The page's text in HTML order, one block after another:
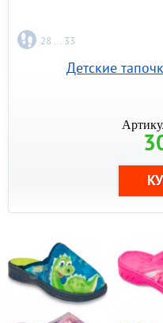
28 ... 33
Детские